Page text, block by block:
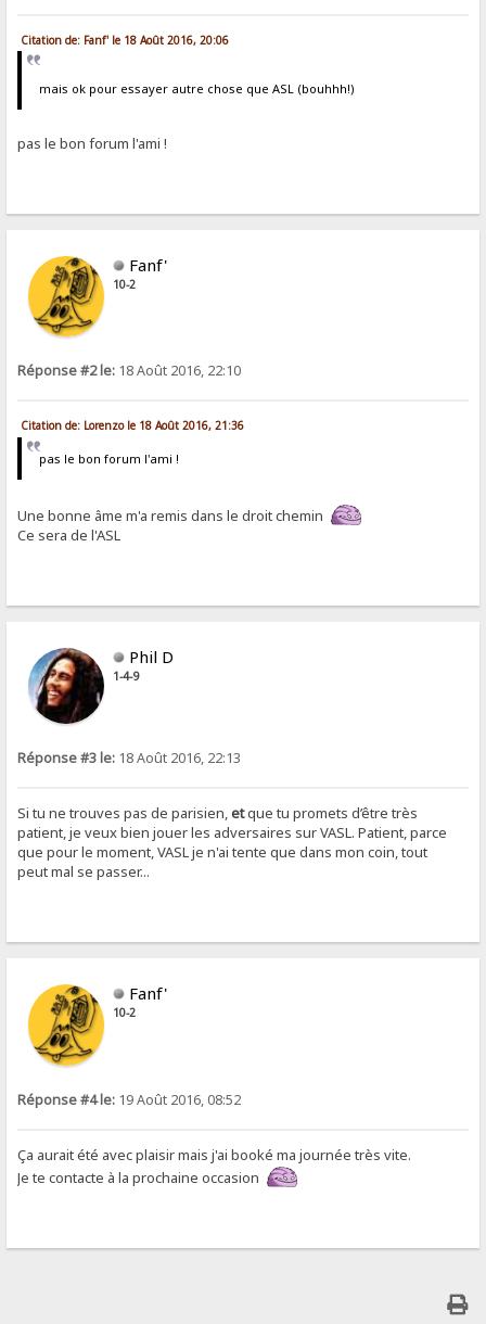
Citation de: Fanf' le 18 Août 2016, 20:06
mais ok pour essayer autre chose que ASL (bouhhh!)
pas le bon forum l'ami !
Fanf'
10-2
Réponse #2 le: 18 Août 2016, 22:10
Citation de: Lorenzo le 18 Août 2016, 21:36
pas le bon forum l'ami !
Une bonne âme m'a remis dans le droit chemin
Ce sera de l'ASL
Phil D
1-4-9
Réponse #3 le: 18 Août 2016, 22:13
Si tu ne trouves pas de parisien,etque tu promets d’être très
patient, je veux bien jouer les adversaires sur VASL. Patient, parce
que pour le moment, VASL je n'ai tente que dans mon coin, tout
peut mal se passer...
Fanf'
10-2
Réponse #4 le: 19 Août 2016, 08:52
Ça aurait été avec plaisir mais j'ai booké ma journée très vite.
Je te contacte à la prochaine occasion